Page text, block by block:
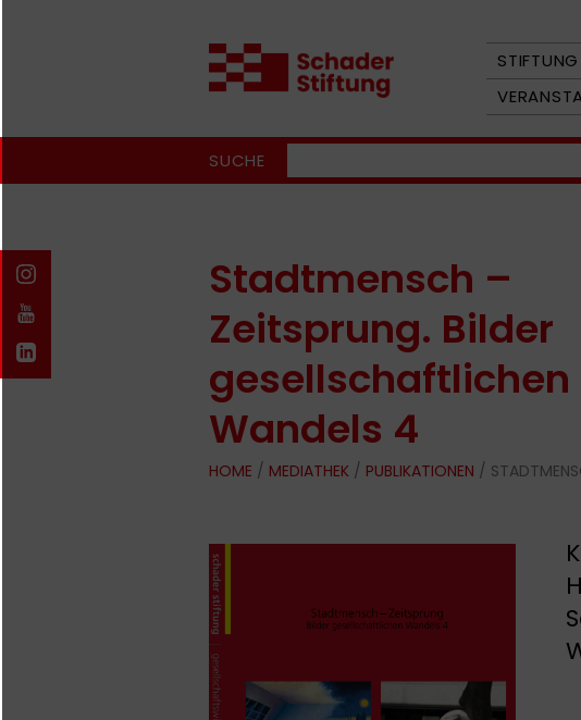
STIFTUNG
SUCHE
Stadtmensch –
Zeitsprung. Bilder
gesellschaftlichen
Wandels 4
HOME / MEDIATHEK / PUBLIKATIONEN /